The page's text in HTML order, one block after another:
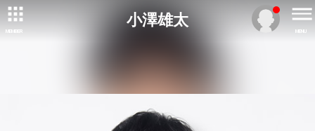
MEMBER MENU
小澤雄太